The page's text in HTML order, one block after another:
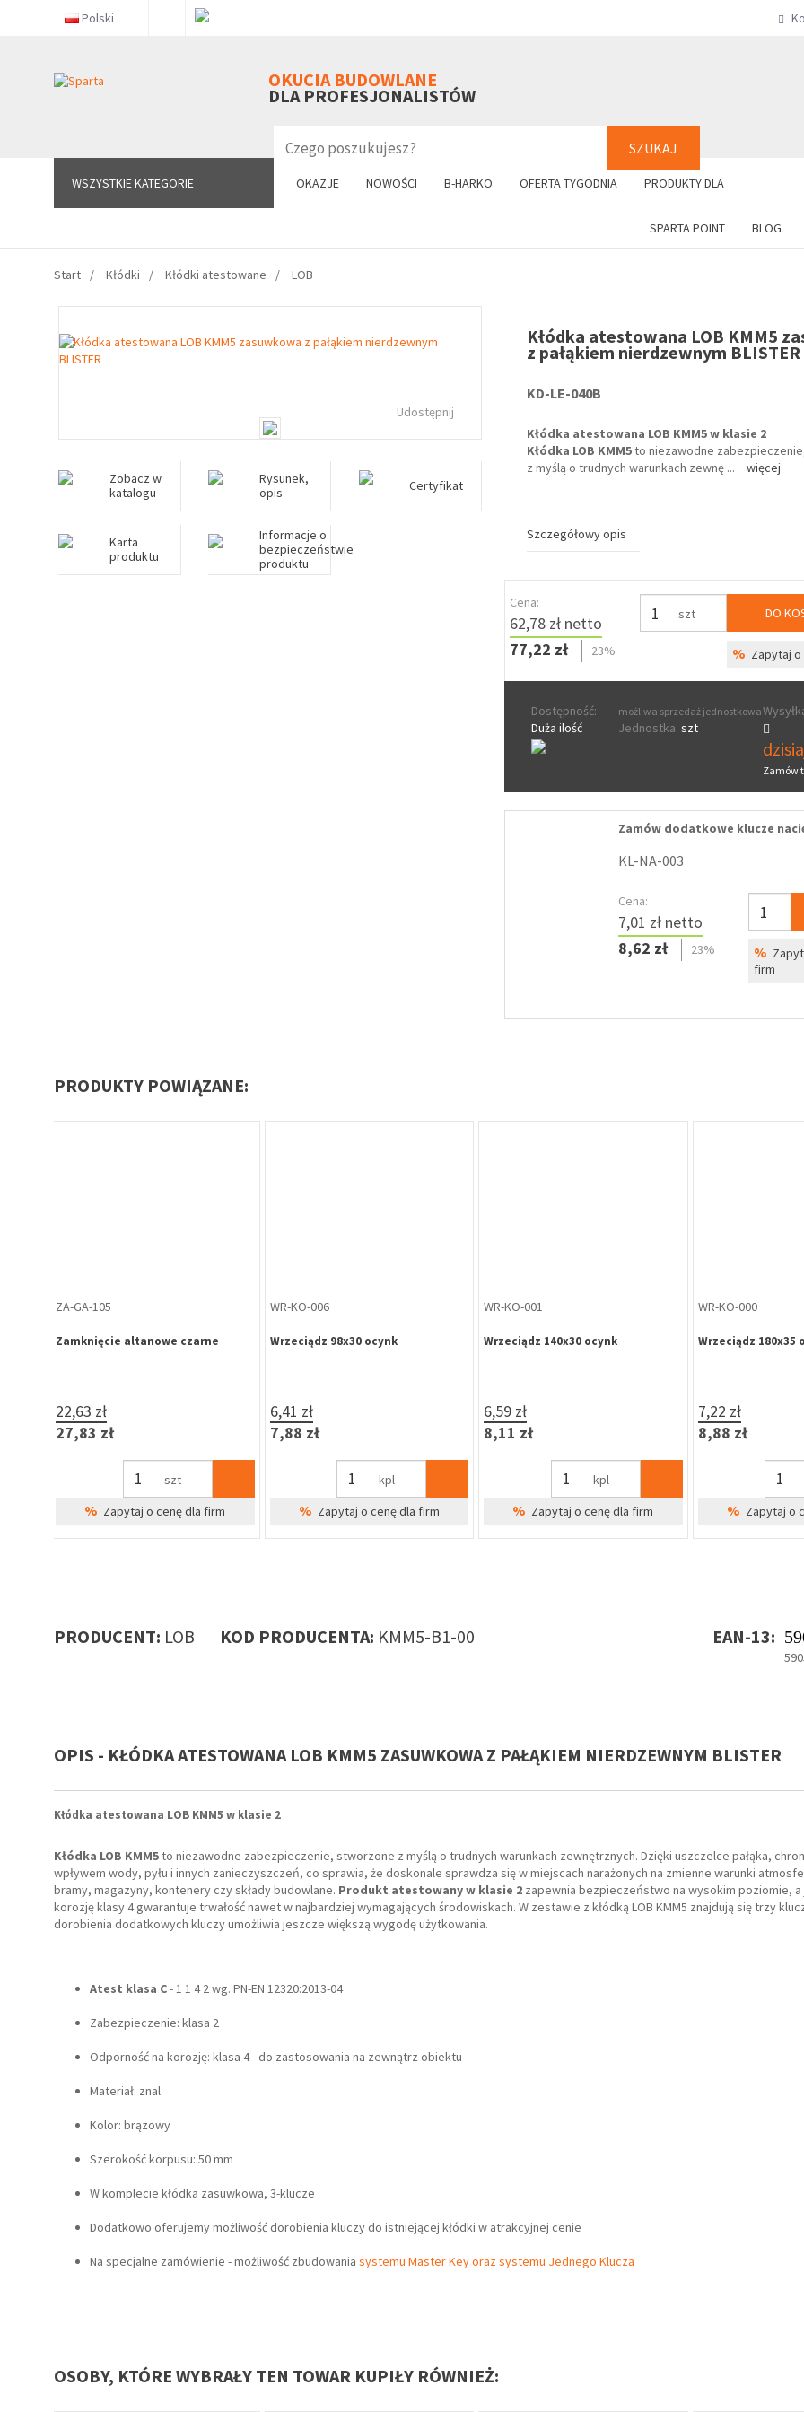
Polski
OKUCIA BUDOWLANE
DLA PROFESJONALISTÓW
SZUKAJ
WSZYSTKIE KATEGORIE OKAZJE NOWOŚCI B-HARKO OFERTA TYGODNIA PRODUKTY DLA
SPARTA POINT BLOG
WSZYSTKIE KATEGORIE +48 61
Start Kłódki Kłódki atestowane LOB
Udostępnij
Zobacz w
katalogu
Rysunek,
opis
Certyfikat
Karta
produktu
Informacje o
bezpieczeństwie
produktu
Kłódka atestowana LOB KMM5
z pałąkiem nierdzewnym BLISTER
KD-LE-040B
Kłódka atestowana LOB KMM5w klasie 2
Kłódka LOB KMM5to niezawodne
z myślą o trudnych warunkach zewnę ... więcej
Szczegółowy opis
Cena:
62,78 zł netto
77,22 zł
23%
szt DO
% Zapytaj
Dostępność:
Duża ilość
możliwa sprzedaż jednostkowa
Jednostka: szt
Zamów
Zamów dodatkowe klucze
KL-NA-003
Cena:
7,01 zł netto
8,62 zł
23% %
firm
PRODUKTY POWIĄZANE:
WR-PI-000
Wrzeciądz kryty 45x190, ocynk
4,45 zł
5,47 zł
szt
% Zapytaj o cenę dla firm
WR-PI-005
Wrzeciądz budowlany kryty 270
8,66 zł
10,65 zł
Zapytaj o cenę dla firm
WR-PI-007
Wrzeciądz altanowy mały
3,53 zł
4,34 zł
szt
% Zapytaj o cenę dla firm
WR-GR-003
Wrzeciadz -
10,24 zł
12,60 zł
Zapytaj o
PRODUCENT: LOB KOD PRODUCENTA: KMM5-B1-00 EAN-13:
OPIS - KŁÓDKA ATESTOWANA LOB KMM5 ZASUWKOWA Z PAŁĄKIEM NIERDZEWNYM BLISTER
Kłódka atestowana LOB KMM5 w klasie 2
Kłódka LOB KMM5to niezawodne zabezpieczenie, stworzone z myślą o trudnych warunkach zewnętrznych. Dzięki uszczelce pałąka,
wpływem wody, pyłu i innych zanieczyszczeń, co sprawia, że doskonale sprawdza się w miejscach narażonych na zmienne warunki
bramy, magazyny, kontenery czy składy budowlane. Produkt atestowany w klasie 2 zapewnia bezpieczeństwo na wysokim poziomie,
korozję klasy 4 gwarantuje trwałość nawet w najbardziej wymagających środowiskach. W zestawie z kłódką LOB KMM5 znajdują się trzy
dorobienia dodatkowych kluczy umożliwia jeszcze większą wygodę użytkowania.
Atest klasa C- 1 1 4 2 wg. PN-EN 12320:2013-04
Zabezpieczenie: klasa 2
Odporność na korozję: klasa 4 - do zastosowania na zewnątrz obiektu
Materiał: znal
Kolor: brązowy
Szerokość korpusu: 50 mm
W komplecie kłódka zasuwkowa, 3-klucze
Dodatkowo oferujemy możliwość dorobienia kluczy do istniejącej kłódki w atrakcyjnej cenie
Na specjalne zamówienie - możliwość zbudowania systemu Master Key oraz systemu Jednego Klucza
OSOBY, KTÓRE WYBRAŁY TEN TOWAR KUPIŁY RÓWNIEŻ: